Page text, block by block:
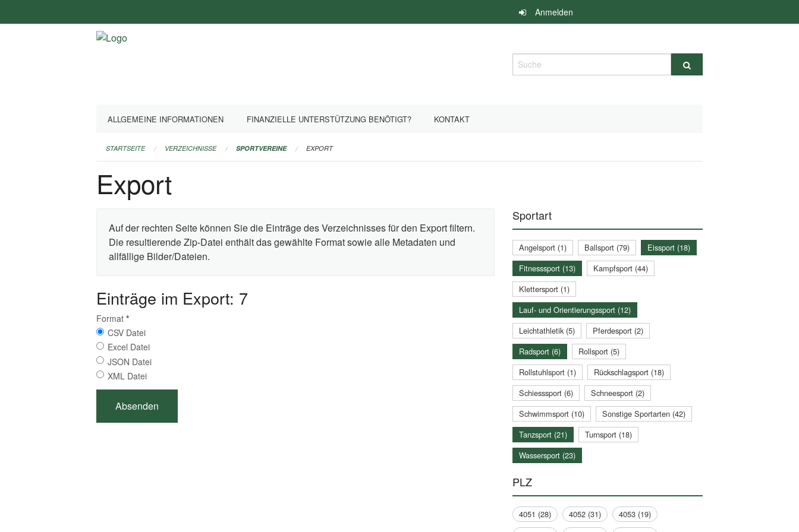
überspringen
Anmelden
Suche
ALLGEMEINE INFORMATIONEN FINANZIELLE UNTERSTÜTZUNG BENÖTIGT? KONTAKT
STARTSEITE VERZEICHNISSE SPORTVEREINE EXPORT
Export
Auf der rechten Seite können Sie die Einträge des Verzeichnisses für den Export filtern.
Die resultierende Zip-Datei enthält das gewählte Format sowie alle Metadaten und
allfällige Bilder/Dateien.
Einträge im Export: 7
Format *
CSV Datei
Excel Datei
JSON Datei
XML Datei
Sportart
Angelsport (1) Ballsport (79)
Eissport (18)
Fitnesssport (13)
Kampfsport (44)
Klettersport (1)
Lauf- und Orientierungssport (12)
Leichtathletik (5)
Pferdesport (2)
Radsport (6)
Rollsport (5)
Rollstuhlsport (1)
Rückschlagsport (18)
Schiesssport (6)
Schneesport (2)
Schwimmsport (10)
Sonstige Sportarten (42)
Tanzsport (21)
Turnsport (18)
Wassersport (23)
PLZ
4051 (28) 4052 (31)
4053 (19)